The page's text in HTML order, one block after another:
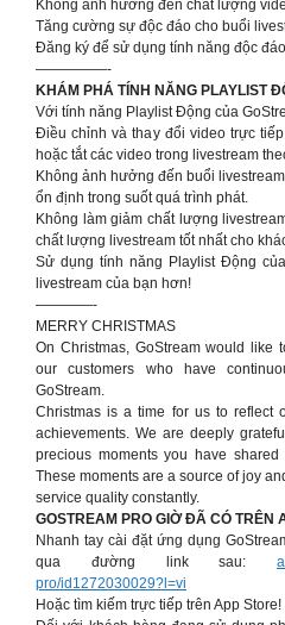
Không ảnh hưởng đến chất lượng
Tăng cường sự độc đáo cho buổi
Đăng ký để sử dụng tính năng độc
—————-
KHÁM PHÁ TÍNH NĂNG PLAYLIST
Với tính năng Playlist Động của
Điều chỉnh và thay đổi video trực
hoặc tắt các video trong livestream
Không ảnh hưởng đến buổi
ổn định trong suốt quá trình phát.
Không làm giảm chất lượng
chất lượng livestream tốt nhất cho
Sử dụng tính năng Playlist Động
livestream của bạn hơn!
————-
MERRY CHRISTMAS
On Christmas, GoStream would like
our customers who have
GoStream.
Christmas is a time for us to reflect
achievements. We are deeply
precious moments you have
These moments are a source of joy
service quality constantly.
GOSTREAM PRO GIỜ ĐÃ CÓ TRÊN
Nhanh tay cài đặt ứng dụng
qua đường link sau:
pro/id1272030029?l=vi
Hoặc tìm kiếm trực tiếp trên App Store!